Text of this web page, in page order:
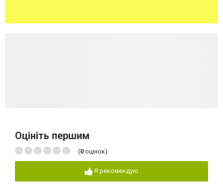
Оцініть першим
(0 оцінок)
Я рекомендую